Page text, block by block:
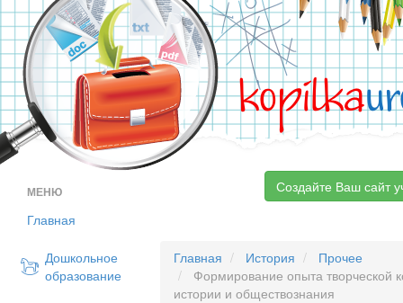
kopilka
МЕНЮ
Главная
Дошкольное
образование
Создайте Ваш сайт
Главная История
Прочее
Формирование опыта творческой
истории и обществознания